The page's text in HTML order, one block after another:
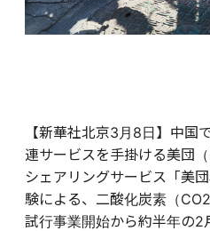
【新華社北京3月8日】中国
連サービスを手掛ける美団
シェアリングサービス「美
験による、二酸化炭素（
試行事業開始から約半年の